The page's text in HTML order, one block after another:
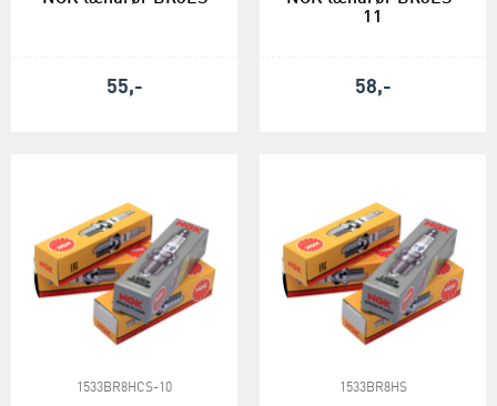
55,-
11
58,-
1533BR8HCS-10 1533BR8HS